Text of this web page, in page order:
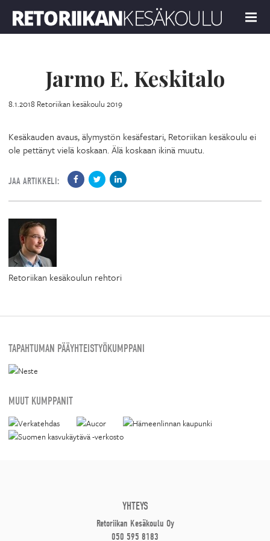
MENU
Jarmo E. Keskitalo
8.1.2018 Retoriikan kesäkoulu 2019
Kesäkauden avaus, älymystön kesäfestari, Retoriikan kesäkoulu ei
ole pettänyt vielä koskaan. Älä koskaan ikinä muutu.
JAA ARTIKKELI:
Retoriikan kesäkoulun rehtori
TAPAHTUMAN PÄÄYHTEISTYÖKUMPPANI
MUUT KUMPPANIT
YHTEYS
Retoriikan Kesäkoulu Oy
050 595 8183